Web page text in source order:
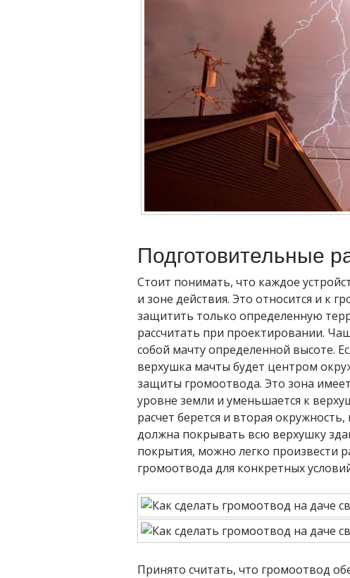
Подготовительные
Стоит понимать, что каждое
и зоне действия. Это относится и к
защитить только определенную
рассчитать при проектировании.
собой мачту определенной высоте.
верхушка мачты будет центром
защиты громоотвода. Это зона
уровне земли и уменьшается к
расчет берется и вторая
должна покрывать всю верхушку
покрытия, можно легко произвести
громоотвода для конкретных
Принято считать, что громоотвод